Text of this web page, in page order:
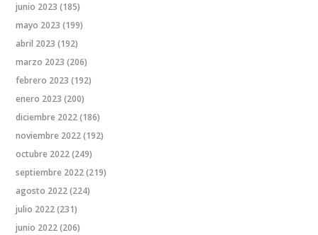
junio 2023 (185)
mayo 2023 (199)
abril 2023 (192)
marzo 2023 (206)
febrero 2023 (192)
enero 2023 (200)
diciembre 2022(186)
noviembre 2022(192)
octubre 2022(249)
septiembre 2022(219)
agosto 2022(224)
julio 2022(231)
junio 2022(206)